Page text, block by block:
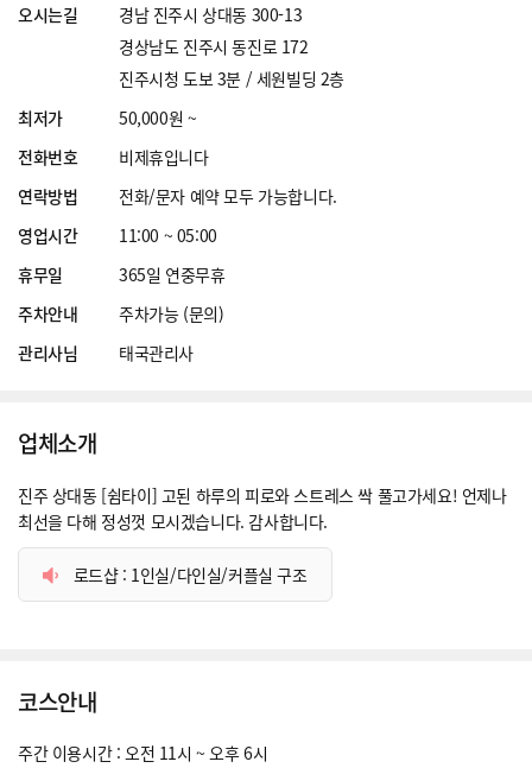
오시는길
경남 진주시 상대동 300-13
경상남도 진주시 동진로 172
진주시청 도보 3분 / 세원빌딩 2층
최저가
50,000원 ~
전화번호
비제휴입니다
연락방법
전화/문자 예약 모두 가능합니다.
영업시간
11:00 ~ 05:00
휴무일
365일 연중무휴
주차안내
주차가능 (문의)
관리사님
태국관리사
업체소개
진주 상대동 [쉼타이] 고된 하루의 피로와 스트레스 싹 풀고가세요! 언제나
최선을 다해 정성껏 모시겠습니다. 감사합니다.
로드샵 : 1인실/다인실/커플실 구조
코스안내
주간 이용시간 : 오전 11시 ~ 오후 6시